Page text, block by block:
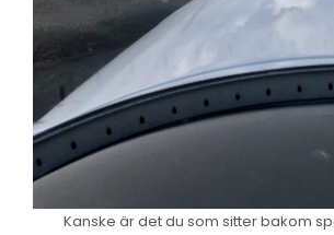
Kanske är det du som sitter bakom